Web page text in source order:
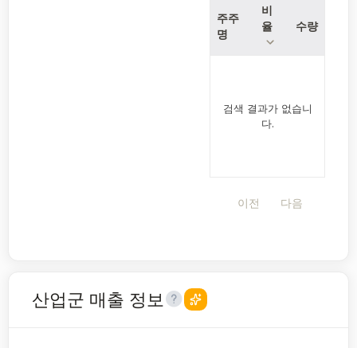
주주
명
비
율
수량
검색 결과가 없습니
다.
이전 다음
산업군 매출 정보